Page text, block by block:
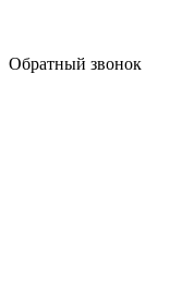
Обратный звонок